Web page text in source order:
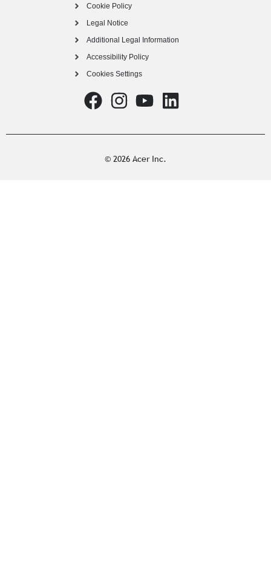
Cookie Policy
Legal Notice
Additional Legal Information
Accessibility Policy
Cookies Settings
© 2026 Acer Inc.